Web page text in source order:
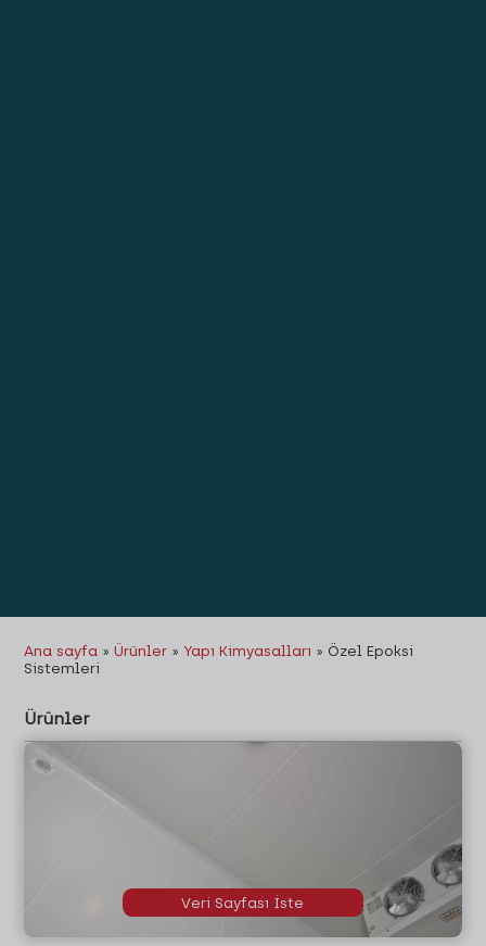
Ana sayfa »Ürünler » Yapı Kimyasalları » Özel Epoksi
Sistemleri
Ürünler
Veri Sayfası İste